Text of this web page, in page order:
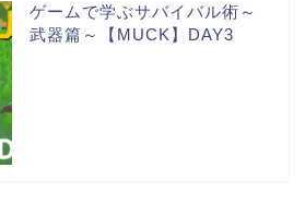
ゲームで学ぶサバイバル術～
武器篇～【MUCK】DAY3